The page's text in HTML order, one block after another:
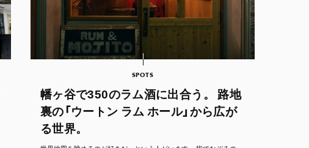
SPOTS
幡ヶ谷で350のラム酒に出合う。 路地
裏の「ウートン ラム ホール」から広が
る世界。